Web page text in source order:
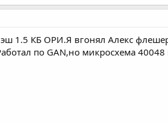
1.5 КБ ОРИ.Я вгонял Алекс
по GAN,но микросхема